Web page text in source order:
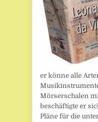
er könne alle
Mörserschalen
beschäftigte er
Pläne für die